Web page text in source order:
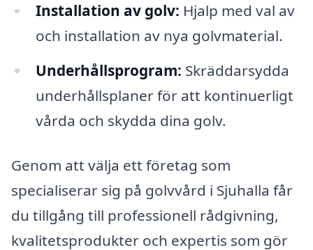
Installation av golv: Hjalp med val av
och installation av nya golvmaterial.
Underhållsprogram: Skräddarsydda
underhållsplaner för att kontinuerligt
vårda och skydda dina golv.
Genom att välja ett företag som
specialiserar sig på golvvård i Sjuhalla får
du tillgång till professionell rådgivning,
kvalitetsprodukter och expertis som gör